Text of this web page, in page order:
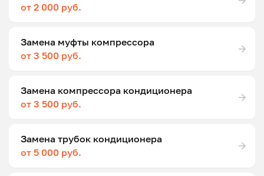
от 2 000 руб.
Замена муфты компрессора
от 3 500 руб.
Замена компрессора кондиционера
от 3 500 руб.
Замена трубок кондиционера
от 5 000 руб.